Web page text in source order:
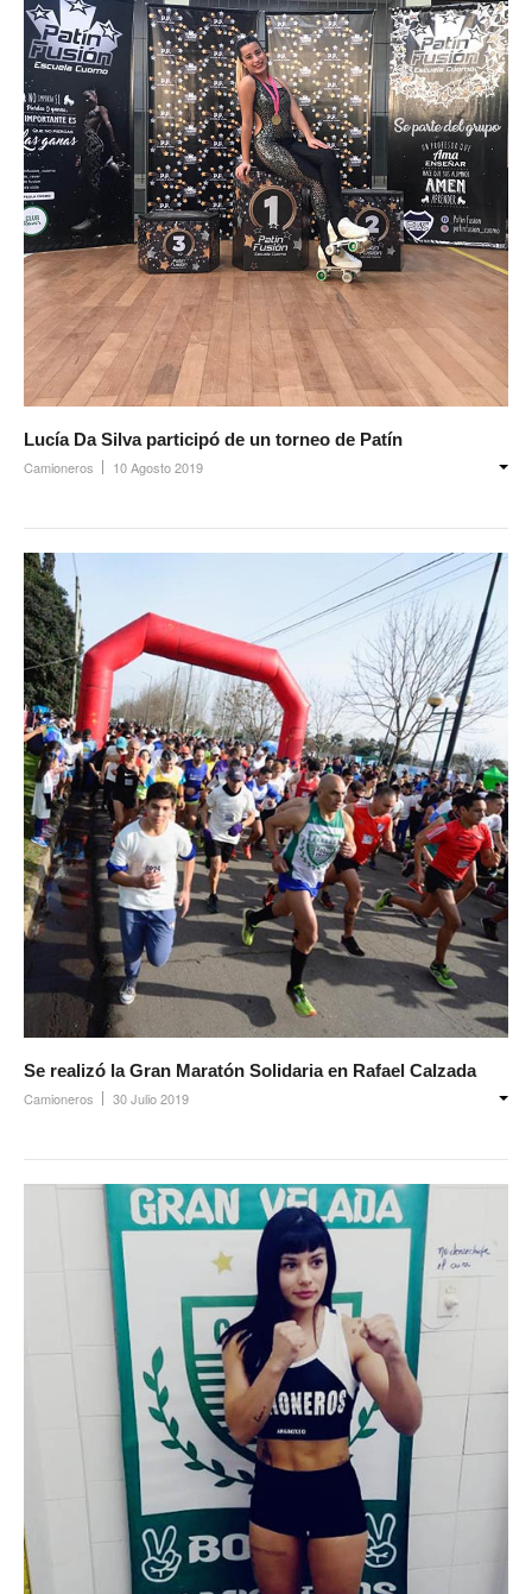
Lucía Da Silva participó de un torneo de Patín
Camioneros 10 Agosto 2019
Se realizó la Gran Maratón Solidaria en Rafael Calzada
Camioneros 30 Julio 2019